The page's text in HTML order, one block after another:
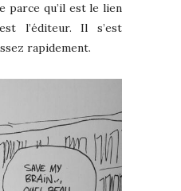
parce qu’il est le lien
l’éditeur. Il s’est
rapidement.